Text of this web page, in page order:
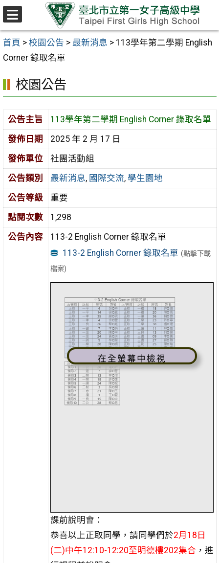
跳至主要內容區
首頁 > 校園公告 > 最新消息 > 113學年第二學期 English
Corner 錄取名單
校園公告
公告主旨
113學年第二學期 English Corner 錄取名單
發佈日期
2025 年 2 月 17 日
發佈單位
社團活動組
公告類別
最新消息, 國際交流, 學生園地
公告等級
重要
點閱次數
1,298
公告內容
113-2 English Corner 錄取名單
113-2 English Corner 錄取名單 (點擊下載
檔案)
在全螢幕中檢視
課前說明會：
恭喜以上正取同學，請同學們於2月18日
(二)中午12:10-12:20至明德樓202集合 ，進
選
單